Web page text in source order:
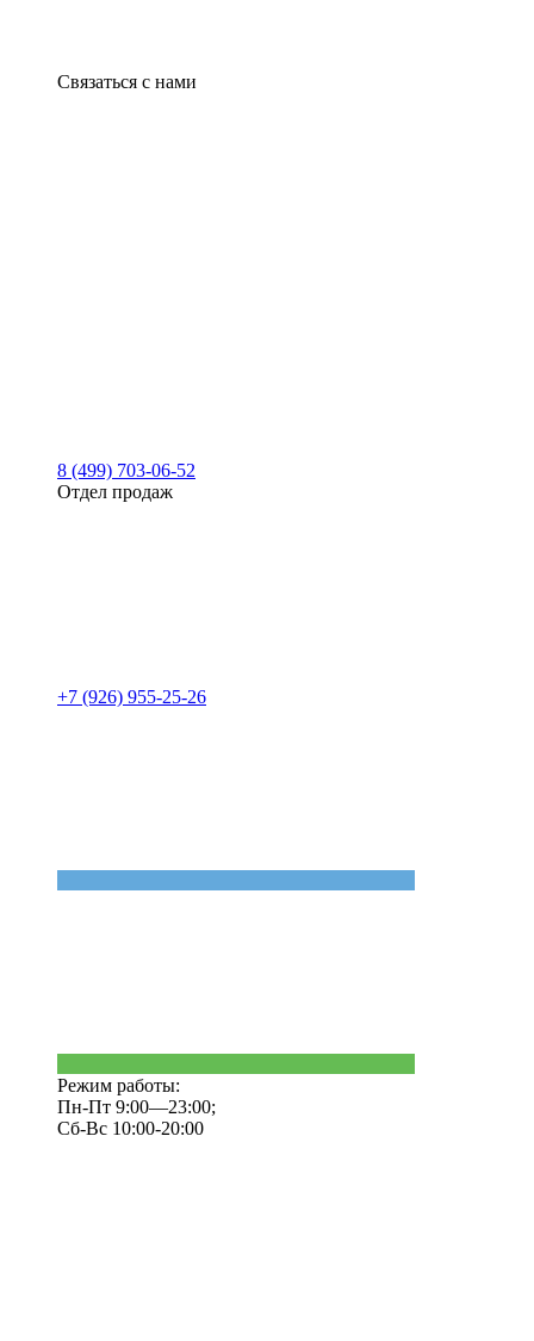
Связаться с нами
8 (499) 703-06-52
Отдел продаж
+7 (926) 955-25-26
Режим работы:
Пн-Пт 9:00—23:00;
Сб-Вс 10:00-20:00